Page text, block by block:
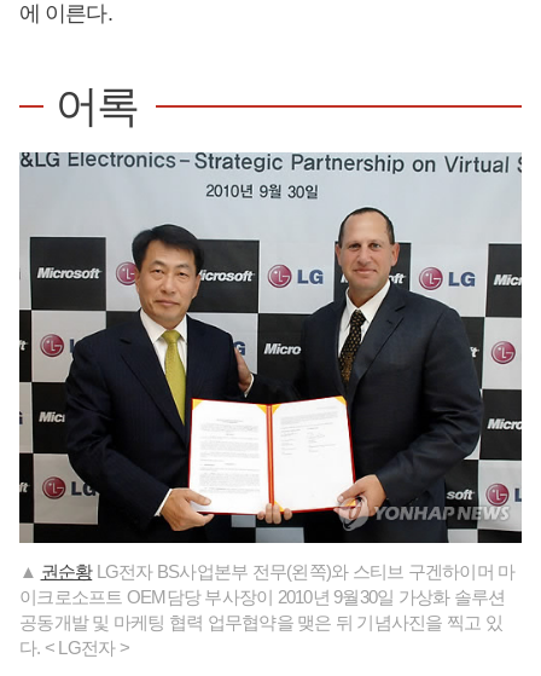
에 이른다.
어록
▲ 권순황LG전자 BS사업본부 전무(왼쪽)와 스티브 구겐하이머 마
이크로소프트 OEM담당 부사장이 2010년 9월30일 가상화 솔루션
공동개발 및 마케팅 협력 업무협약을 맺은 뒤 기념사진을 찍고 있
다. < LG전자 >